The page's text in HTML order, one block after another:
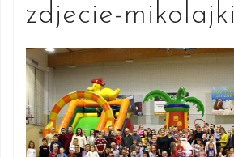
zdjecie-mikolajki